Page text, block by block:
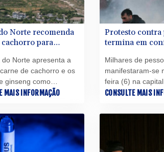
Norte recomenda
cachorro para
do Norte apresenta a
de cachorro e os
ginseng como
caseiros para
MAIS INFORMAÇÃO
Protesto
termina em
Milhares de
manifestaram-se
feira (6) na
contra um projeto
promovido pelo
CONSULTE MAIS